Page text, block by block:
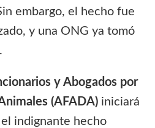
embargo, el hecho fue
y una ONG ya tomó
y Abogados por
(AFADA) iniciará
indignante hecho